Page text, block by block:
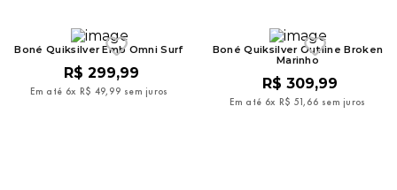
Boné Quiksilver Emb Omni Surf
R$ 299,99
Em até 6x R$ 49, 99 sem juros
Boné Quiksilver Outline Broken
Marinho
R$ 309,99
Em até 6x R$ 51, 66 sem juros